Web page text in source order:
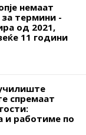
немаат
за термини -
од 2021,
11 години
спремаат
и работиме по